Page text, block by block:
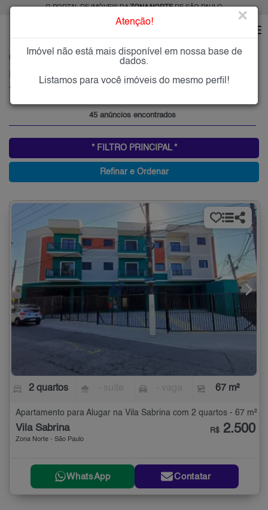
O PORTAL DE IMÓVEIS DAZONA NORTEDE SÃO PAULO
VILA SABRINA
Vila Sabrina, Zona Norte
45 anúncios encontrados
* FILTRO PRINCIPAL *
Refinar e Ordenar
2 quartos 67 m²
Apartamento para Alugar na Vila Sabrina com 2 quartos - 67 m²
Vila Sabrina
Zona Norte - São Paulo
R$ 2.500
WhatsApp Contatar
Atenção! ×
Imóvel não está mais disponível em nossa base de
dados.
Listamos para você imóveis do mesmo perfil!